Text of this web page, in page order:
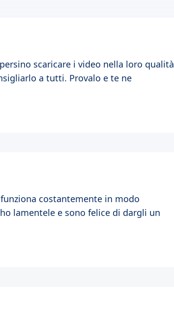
scaricare i video nella loro qualità
a tutti. Provalo e te ne
costantemente in modo
lamentele e sono felice di dargli un